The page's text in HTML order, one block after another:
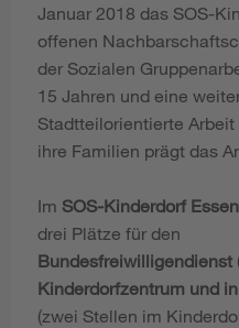
Januar 2018 das SOS-
offenen
der Sozialen
15 Jahren und eine
Stadtteilorientierte
ihre Familien prägt das
Im SOS-Kinderdorf Essen
drei Plätze für den
Bundesfreiwilligendienst
Kinderdorfzentrum und
(zwei Stellen im